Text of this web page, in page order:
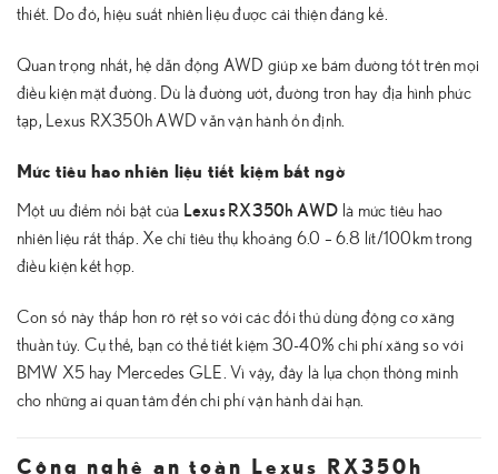
thiết. Do đó, hiệu suất nhiên liệu được cải thiện đáng kể.
Quan trọng nhất, hệ dẫn động AWD giúp xe bám đường tốt trên mọi
điều kiện mặt đường. Dù là đường ướt, đường trơn hay địa hình phức
tạp, Lexus RX350h AWD vẫn vận hành ổn định.
Mức tiêu hao nhiên liệu tiết kiệm bất ngờ
Một ưu điểm nổi bật của Lexus RX350h AWD là mức tiêu hao
nhiên liệu rất thấp. Xe chỉ tiêu thụ khoảng 6.0 – 6.8 lít/100km trong
điều kiện kết hợp.
Con số này thấp hơn rõ rệt so với các đối thủ dùng động cơ xăng
thuần túy. Cụ thể, bạn có thể tiết kiệm 30-40% chi phí xăng so với
BMW X5 hay Mercedes GLE. Vì vậy, đây là lựa chọn thông minh
cho những ai quan tâm đến chi phí vận hành dài hạn.
Công nghệ an toàn Lexus RX350h